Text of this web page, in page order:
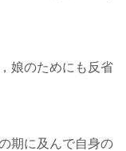
娘のためにも反省
期に及んで自身の